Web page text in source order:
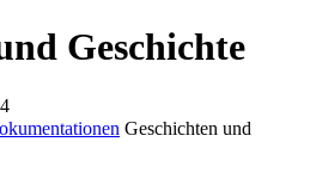
Geschichte
Geschichten und